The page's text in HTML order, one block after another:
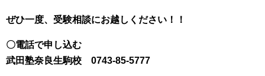
ぜひ一度、受験相談にお越しください！！
〇電話で申し込む
武田塾奈良生駒校 0743-85-5777